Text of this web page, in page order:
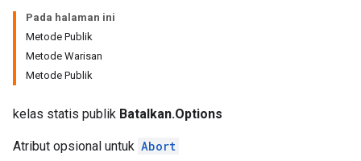
Pada halaman ini
Metode Publik
Metode Warisan
Metode Publik
kelas statis publik Batalkan.Options
Atribut opsional untuk Abort